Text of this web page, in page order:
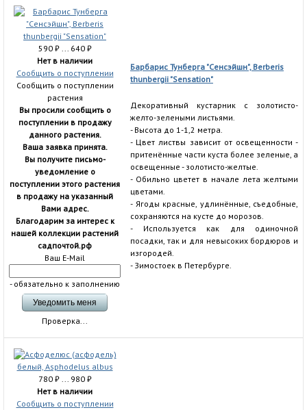
590 ₽... 640 ₽
Нет в наличии
Сообщить о поступлении
Сообщить о поступлении
растения
Вы просили сообщить о
поступлении в продажу
данного растения.
Ваша заявка принята.
Вы получите письмо-
уведомление о
поступлении этого растения
в продажу на указанный
Вами адрес.
Благодарим за интерес к
нашей коллекции растений
садпочтой.рф
Ваш E-Mail
- обязательно к заполнению
Проверка...
Барбарис Тунберга "Сенсэйшн", Berberis
thunbergii "Sensation"
Декоративный кустарник с золотисто-
желто-зелеными листьями.
- Высота до 1-1,2 метра.
- Цвет листвы зависит от освещенности -
притенённые части куста более зеленые, а
освещенные - золотисто-желтые.
- Обильно цветет в начале лета желтыми
цветами.
- Ягоды красные, удлинённые, съедобные,
сохраняются на кусте до морозов.
- Используется как для одиночной
посадки, так и для невысоких бордюров и
изгородей.
- Зимостоек в Петербурге.
780 ₽... 980 ₽
Нет в наличии
Сообщить о поступлении